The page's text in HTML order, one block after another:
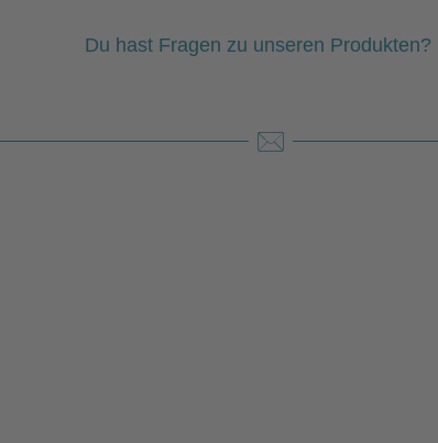
Du hast Fragen zu unseren Produkten?